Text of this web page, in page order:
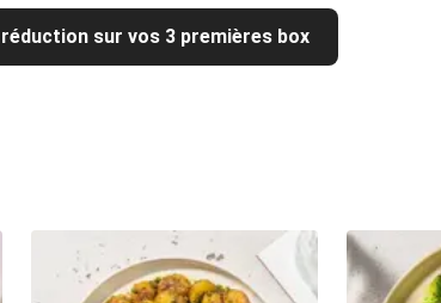
sur vos 3 premières box